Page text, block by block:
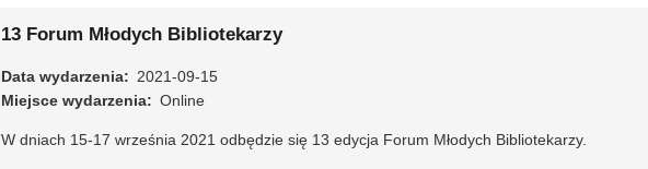
szkolenie
obsługi
programu
NET+
13 Forum Młodych Bibliotekarzy
Data wydarzenia
2021-09-15
Miejsce wydarzenia
Online
W dniach 15-17 września 2021 odbędzie się 13 edycja Forum Młodych Bibliotekarzy.